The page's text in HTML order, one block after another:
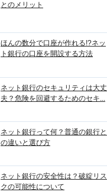
とのメリット
ほんの数分で口座が作れる!?ネッ
ト銀行の口座を開設する方法
ネット銀行のセキュリティは大丈
夫？危険を回避するためのセキ...
ネット銀行って何？普通の銀行と
の違いと選び方
ネット銀行の安全性は？破綻リス
クの可能性について